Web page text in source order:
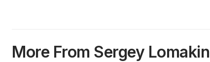
More From Sergey Lomakin